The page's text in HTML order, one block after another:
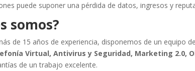
puede suponer una pérdida de datos, ingresos y
somos?
de 15 años de experiencia, disponemos de un equipo
Virtual, Antivirus y Seguridad, Marketing 2.0,
de un trabajo excelente.